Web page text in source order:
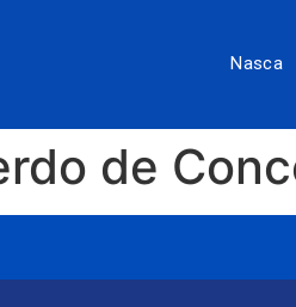
Nasca
de